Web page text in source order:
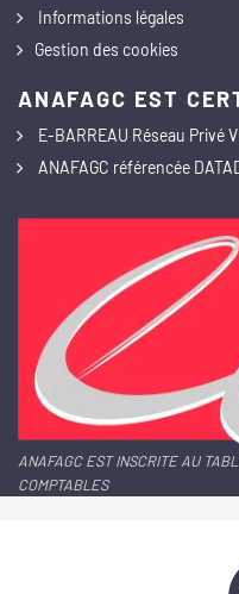
Informations légales
Gestion des cookies
ANAFAGC EST
E-BARREAU Réseau Privé
ANAFAGC référencée
ANAFAGC EST INSCRITE AU
COMPTABLES